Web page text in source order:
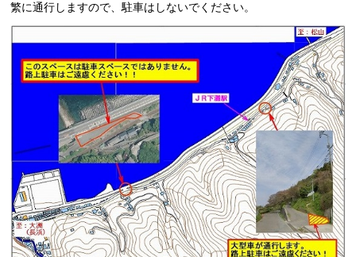
繁に通行しますので、駐車はしないでください。